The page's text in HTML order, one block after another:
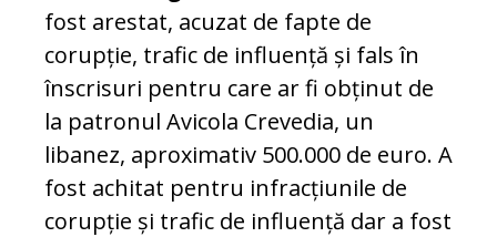
fost arestat, acuzat de fapte de
corupție, trafic de influență și fals în
înscrisuri pentru care ar fi obținut de
la patronul Avicola Crevedia, un
libanez, aproximativ 500.000 de euro. A
fost achitat pentru infracțiunile de
corupție și trafic de influență dar a fost